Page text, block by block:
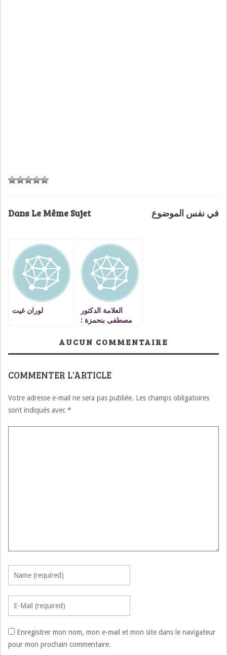
Dans Le Même Sujet في نفس الموضوع
لوران غيت
العلامة الدكتور
مصطفى بنحمزة :
حق VIDEO
AUCUN COMMENTAIRE
COMMENTER L'ARTICLE
Votre adresse e-mail ne sera pas publiée. Les champs obligatoires
sont indiqués avec *
Enregistrer mon nom, mon e-mail et mon site dans le navigateur
pour mon prochain commentaire.